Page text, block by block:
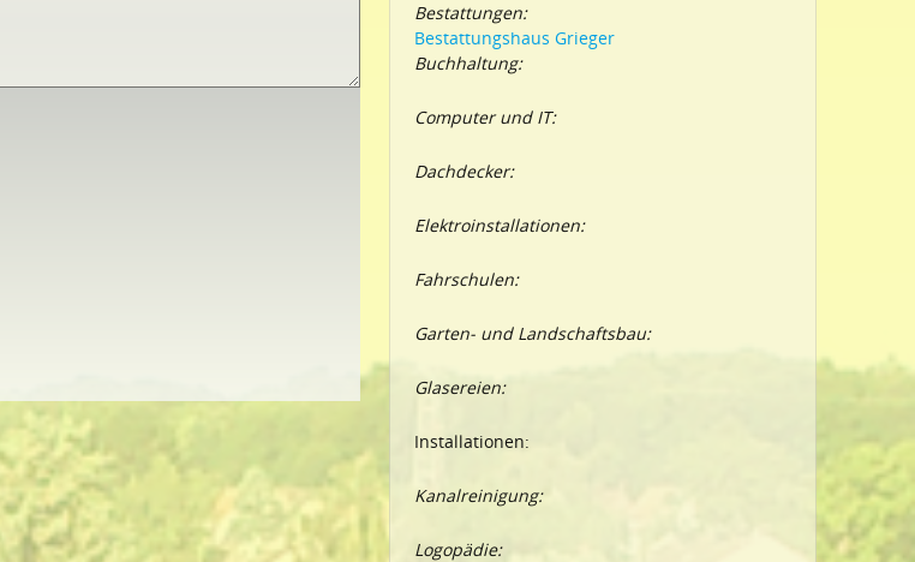
Bestattungen:
Bestattungshaus Grieger
Buchhaltung:
Computer und IT:
Dachdecker:
Elektroinstallationen:
Fahrschulen:
Garten- und Landschaftsbau:
Glasereien:
Installationen:
Kanalreinigung:
Logopädie: